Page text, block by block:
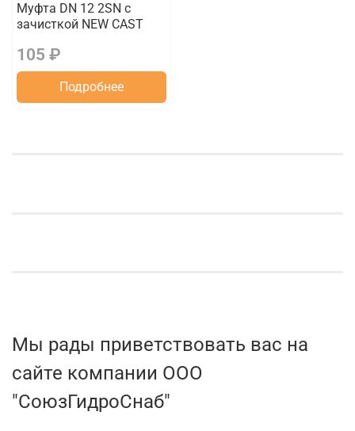
Муфта DN 12 2SN с
зачисткой NEW CAST
105 ₽
Подробнее
Мы рады приветствовать вас на
сайте компании ООО
"СоюзГидроСнаб"